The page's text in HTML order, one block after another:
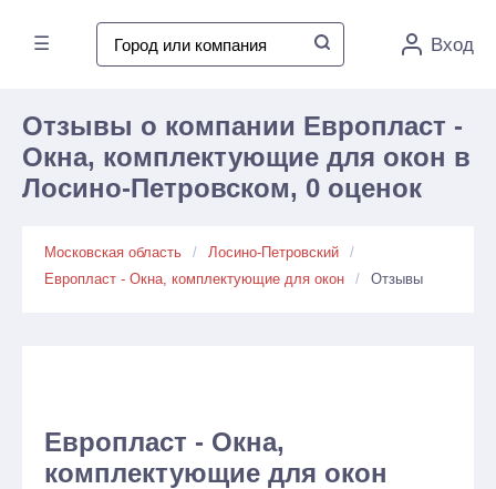
☰ Вход
Отзывы о компании Европласт -
Окна, комплектующие для окон в
Лосино-Петровском, 0 оценок
Московская область
Лосино-Петровский
Европласт - Окна, комплектующие для окон
Отзывы
Европласт - Окна,
комплектующие для окон